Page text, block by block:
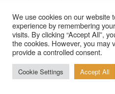
Stand der Versorgung. Der
auch bei uns die Stärke von
Hilfen auch wieder
We use cookies on our website
experience by remembering
visits. By clicking “Accept All”,
the cookies. However, you may
provide a controlled consent.
Cookie Settings Accept All